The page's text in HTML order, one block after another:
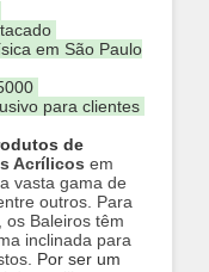
em São Paulo
para clientes
de
Acrílicos em
vasta gama de
outros. Para
os Baleiros têm
inclinada para
Por ser um